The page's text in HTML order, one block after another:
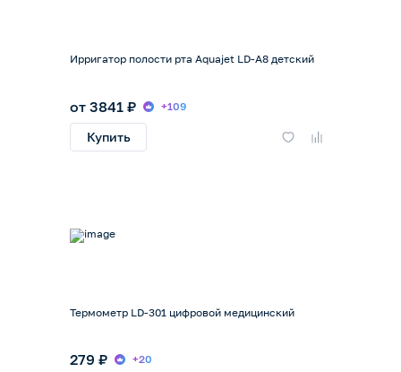
Ирригатор полости рта Aquajet LD-A8 детский
от 3841 ₽ +109
Купить
Термометр LD-301 цифровой медицинский
279 ₽ +20